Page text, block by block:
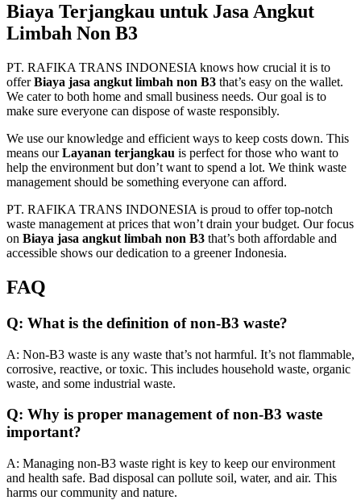
Biaya Terjangkau untuk Jasa Angkut
Limbah Non B3
PT. RAFIKA TRANS INDONESIA knows how crucial it is to
offerBiaya jasa angkut limbah non B3 that’s easy on the wallet.
We cater to both home and small business needs. Our goal is to
make sure everyone can dispose of waste responsibly.
We use our knowledge and efficient ways to keep costs down. This
means ourLayanan terjangkau is perfect for those who want to
help the environment but don’t want to spend a lot. We think waste
management should be something everyone can afford.
PT. RAFIKA TRANS INDONESIA is proud to offer top-notch
waste management at prices that won’t drain your budget. Our focus
on Biaya jasa angkut limbah non B3 that’s both affordable and
accessible shows our dedication to a greener Indonesia.
FAQ
Q: What is the definition of non-B3 waste?
A: Non-B3 waste is any waste that’s not harmful. It’s not flammable,
corrosive, reactive, or toxic. This includes household waste, organic
waste, and some industrial waste.
Q: Why is proper management of non-B3 waste
important?
A: Managing non-B3 waste right is key to keep our environment
and health safe. Bad disposal can pollute soil, water, and air. This
harms our community and nature.